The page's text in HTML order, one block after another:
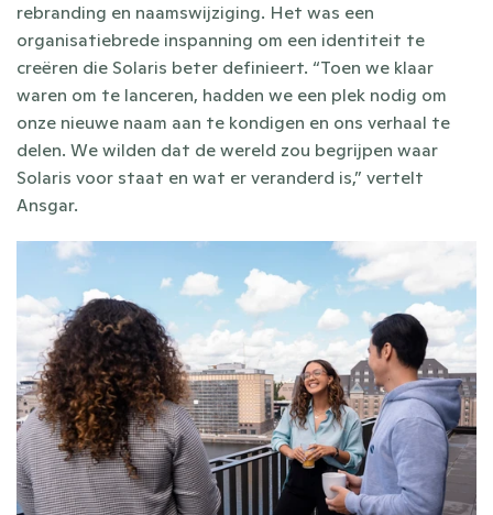
rebranding en naamswijziging. Het was een
organisatiebrede inspanning om een identiteit te
creëren die Solaris beter definieert. “Toen we klaar
waren om te lanceren, hadden we een plek nodig om
onze nieuwe naam aan te kondigen en ons verhaal te
delen. We wilden dat de wereld zou begrijpen waar
Solaris voor staat en wat er veranderd is,” vertelt
Ansgar.